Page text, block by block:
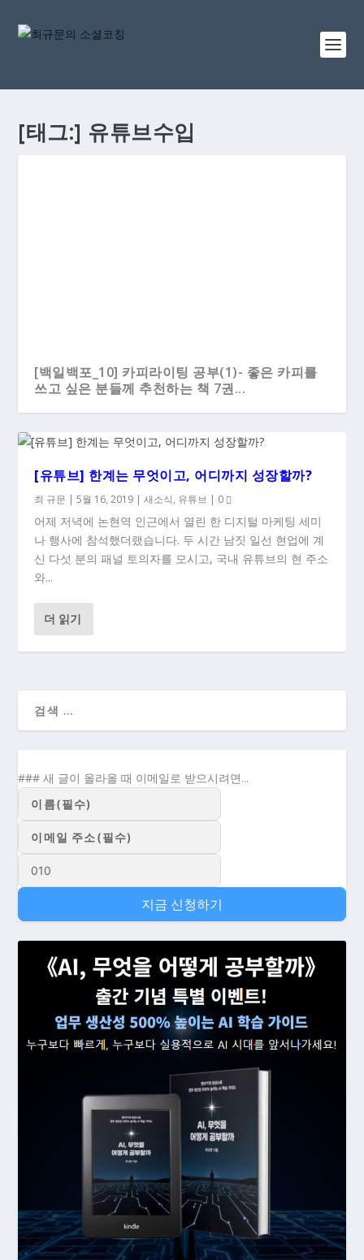
[태그:] 유튜브수입
[백일백포_10] 카피라이팅 공부(1)- 좋은 카피를
쓰고 싶은 분들께 추천하는 책 7권...
[유튜브] 한계는 무엇이고, 어디까지 성장할까?
최 규문 |5월 16, 2019 |새소식, 유튜브 | 0
어제 저녁에 논현역 인근에서 열린 한 디지털 마케팅 세미
나 행사에 참석했더랬습니다. 두 시간 남짓 일선 현업에 계
신 다섯 분의 패널 토의자를 모시고, 국내 유튜브의 현 주소
와...
더 읽기
### 새 글이 올라올 때 이메일로 받으시려면...
지금 신청하기